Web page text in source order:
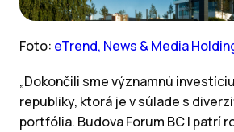
Foto: eTrend, News & Media
„Dokončili sme významnú
republiky, ktorá je v súlade s
portfólia. Budova Forum BC I patrí